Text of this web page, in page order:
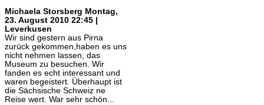
Michaela Storsberg Montag,
23. August 2010 22:45 |
Leverkusen
Wir sind gestern aus Pirna
zurück gekommen,haben es uns
nicht nehmen lassen, das
Museum zu besuchen. Wir
fanden es echt interessant und
waren begeistert. Überhaupt ist
die Sächsische Schweiz ne
Reise wert. War sehr schön...